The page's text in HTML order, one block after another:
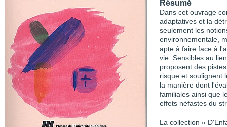
Résumé
Dans cet ouvrage
adaptatives et la
seulement les
environnementale,
apte à faire face à
vie. Sensibles au
proposent des
risque et soulignent
la manière dont
familiales ainsi que
effets néfastes du
La collection «